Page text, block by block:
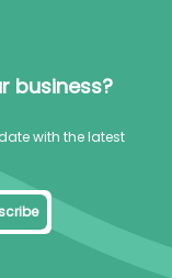
business?
with the latest